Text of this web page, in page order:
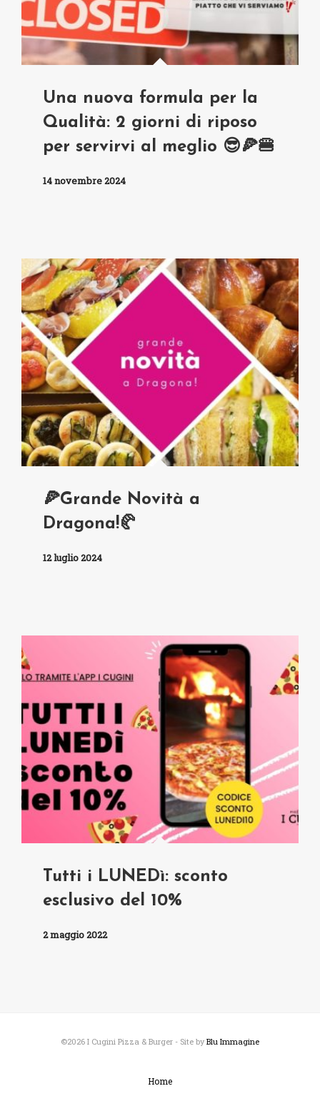
Una nuova formula per la
Qualità: 2 giorni di riposo
per servirvi al meglio 😎🍕🍔
14 novembre 2024
🍕Grande Novità a
Dragona!🥐
12 luglio 2024
Tutti i LUNEDì: sconto
esclusivo del 10%
2 maggio 2022
©2026 I Cugini Pizza & Burger - Site by Blu Immagine
Home